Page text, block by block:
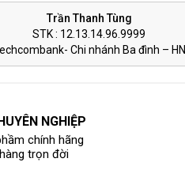
Trần Thanh Tùng
STK : 12.13.14.96.9999
Chi nhánh Ba đình – HN
NGHIỆP
chính hãng
trọn đời